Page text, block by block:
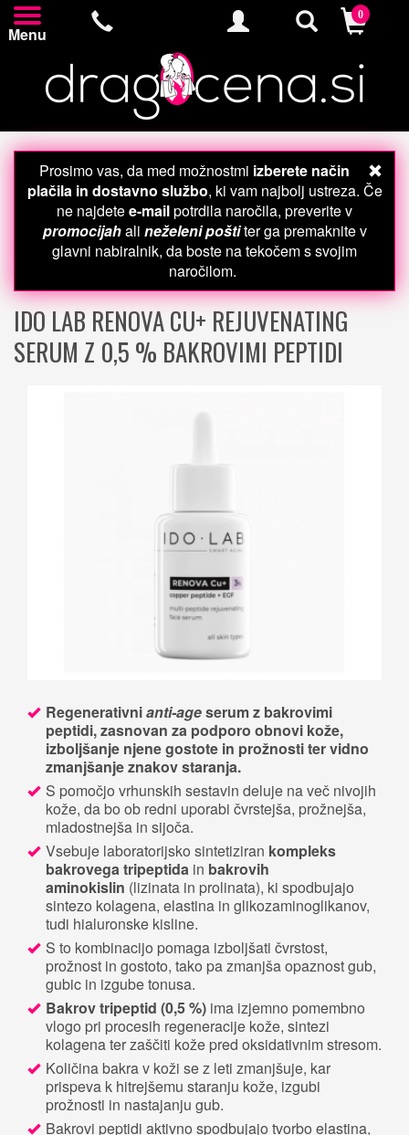
Menu
0
Prosimo vas, da med možnostmi izberete način
plačila in dostavno službo, ki vam najbolj ustreza. Če
ne najdetee-mailpotrdila naročila, preverite v
promocijahali neželeni poštiter ga premaknite v
glavni nabiralnik, da boste na tekočem s svojim
naročilom.
IDO LAB RENOVA CU+ REJUVENATING
SERUM Z 0,5 % BAKROVIMI PEPTIDI
Regenerativnianti-ageserum z bakrovimi
peptidi, zasnovan za podporo obnovi kože,
izboljšanje njene gostote in prožnosti ter vidno
zmanjšanje znakov staranja.
S pomočjo vrhunskih sestavin deluje na več nivojih
kože, da bo ob redni uporabi čvrstejša, prožnejša,
mladostnejša in sijoča.
Vsebuje laboratorijsko sintetiziran kompleks
bakrovega tripeptida in bakrovih
aminokislin (lizinata in prolinata), ki spodbujajo
sintezo kolagena, elastina in glikozaminoglikanov,
tudi hialuronske kisline.
S to kombinacijo pomaga izboljšati čvrstost,
prožnost in gostoto, tako pa zmanjša opaznost gub,
gubic in izgube tonusa.
Bakrov tripeptid (0,5 %) ima izjemno pomembno
vlogo pri procesih regeneracije kože, sintezi
kolagena ter zaščiti kože pred oksidativnim stresom.
Količina bakra v koži se z leti zmanjšuje, kar
prispeva k hitrejšemu staranju kože, izgubi
prožnosti in nastajanju gub.
Bakrovi peptidi aktivno spodbujajo tvorbo elastina,